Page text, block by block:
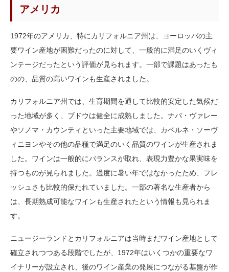
アメリカ
1972年のアメリカ、特にカリフォルニア州は、ヨーロッパの主
要ワイン産地が困難だったのに対して、一般的に満足のいくヴィ
ンテージだったという評価が見られます。一部で課題はあったも
のの、品質の高いワインも生産されました。
カリフォルニア州では、生育期間を通して比較的安定した気候だ
った地域が多く、ブドウは健全に成熟しました。ナパ・ヴァレー
やソノマ・カウンティといった主要地域では、カベルネ・ソーヴ
ィニヨンやその他の品種で満足のいく品質のワインが生産されま
した。ワインは一般的にバランスが取れ、表現力豊かな果実味を
持つものが見られました。過度に暑い年ではなかったため、フレ
ッシュさも比較的保たれていました。一部の著名な生産者から
は、長期熟成可能なワインも生産されたという情報も見られま
す。
ニュージーランドとカリフォルニアは当時まだワイン産地として
確立されつつある段階でしたが、1972年はいくつかの重要なワ
イナリーが設立され、後のワイン産業の発展につながる基盤が作